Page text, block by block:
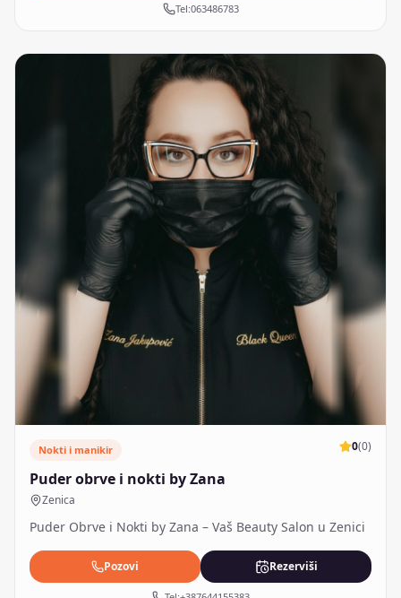
Tel:063486783
Nokti i manikir 0(0)
Puder obrve i nokti by Zana
Zenica
Puder Obrve i Nokti by Zana – Vaš Beauty Salon u Zenici
Pozovi Rezerviši